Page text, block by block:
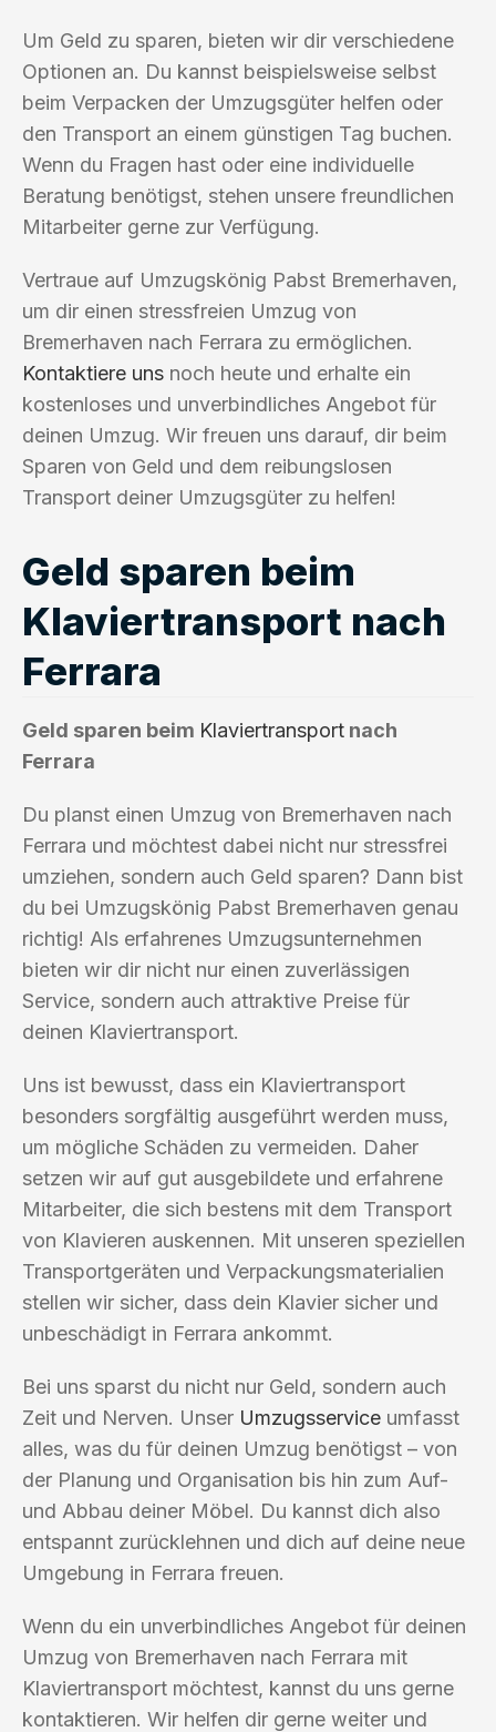
Um Geld zu sparen, bieten wir dir verschiedene
Optionen an. Du kannst beispielsweise selbst
beim Verpacken der Umzugsgüter helfen oder
den Transport an einem günstigen Tag buchen.
Wenn du Fragen hast oder eine individuelle
Beratung benötigst, stehen unsere freundlichen
Mitarbeiter gerne zur Verfügung.
Vertraue auf Umzugskönig Pabst Bremerhaven,
um dir einen stressfreien Umzug von
Bremerhaven nach Ferrara zu ermöglichen.
Kontaktiere uns noch heute und erhalte ein
kostenloses und unverbindliches Angebot für
deinen Umzug. Wir freuen uns darauf, dir beim
Sparen von Geld und dem reibungslosen
Transport deiner Umzugsgüter zu helfen!
Geld sparen beim
Klaviertransport nach
Ferrara
Geld sparen beim Klaviertransport nach
Ferrara
Du planst einen Umzug von Bremerhaven nach
Ferrara und möchtest dabei nicht nur stressfrei
umziehen, sondern auch Geld sparen? Dann bist
du bei Umzugskönig Pabst Bremerhaven genau
richtig! Als erfahrenes Umzugsunternehmen
bieten wir dir nicht nur einen zuverlässigen
Service, sondern auch attraktive Preise für
deinen Klaviertransport.
Uns ist bewusst, dass ein Klaviertransport
besonders sorgfältig ausgeführt werden muss,
um mögliche Schäden zu vermeiden. Daher
setzen wir auf gut ausgebildete und erfahrene
Mitarbeiter, die sich bestens mit dem Transport
von Klavieren auskennen. Mit unseren speziellen
Transportgeräten und Verpackungsmaterialien
stellen wir sicher, dass dein Klavier sicher und
unbeschädigt in Ferrara ankommt.
Bei uns sparst du nicht nur Geld, sondern auch
Zeit und Nerven. Unser Umzugsservice umfasst
alles, was du für deinen Umzug benötigst – von
der Planung und Organisation bis hin zum Auf-
und Abbau deiner Möbel. Du kannst dich also
entspannt zurücklehnen und dich auf deine neue
Umgebung in Ferrara freuen.
Wenn du ein unverbindliches Angebot für deinen
Umzug von Bremerhaven nach Ferrara mit
Klaviertransport möchtest, kannst du uns gerne
kontaktieren. Wir helfen dir gerne weiter und